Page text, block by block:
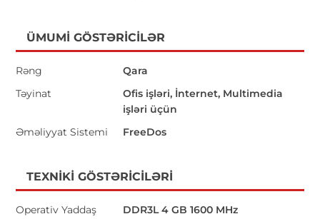
ÜMUMI GÖSTƏRICILƏR
Rəng
Qara
Təyinat
Ofis işləri, İnternet, Multimedia
işləri üçün
Əməliyyat Sistemi
FreeDos
TEXNIKI GÖSTƏRICILƏRI
Operativ Yaddaş DDR3L 4 GB 1600 MHz